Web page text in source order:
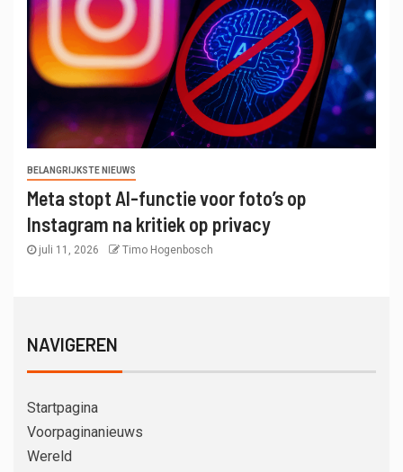
BELANGRIJKSTE NIEUWS
Meta stopt AI-functie voor foto’s op
Instagram na kritiek op privacy
juli 11, 2026 Timo Hogenbosch
NAVIGEREN
Startpagina
Voorpaginanieuws
Wereld